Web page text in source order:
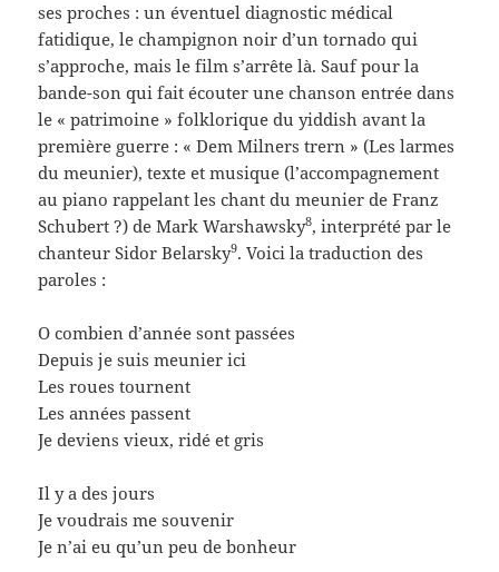
ses proches : un éventuel diagnostic médical
fatidique, le champignon noir d’un tornado qui
s’approche, mais le film s’arrête là. Sauf pour la
bande-son qui fait écouter une chanson entrée dans
le « patrimoine » folklorique du yiddish avant la
première guerre : « Dem Milners trern » (Les larmes
du meunier), texte et musique (l’accompagnement
au piano rappelant les chant du meunier de Franz
Schubert ?) de Mark Warshawsky8, interprété par le
chanteur Sidor Belarsky9. Voici la traduction des
paroles :
O combien d’année sont passées
Depuis je suis meunier ici
Les roues tournent
Les années passent
Je deviens vieux, ridé et gris
Il y a des jours
Je voudrais me souvenir
Je n’ai eu qu’un peu de bonheur